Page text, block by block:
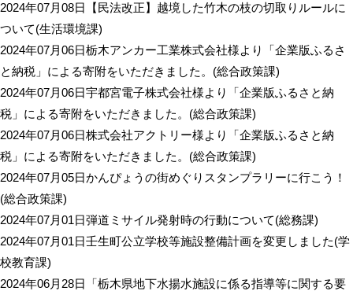
2024年07月08日
【民法改正】越境した竹木の枝の切取りルールに
ついて(生活環境課)
2024年07月06日栃木アンカー工業株式会社様より「企業版ふるさ
と納税」による寄附をいただきました。 (総合政策課)
2024年07月06日宇都宮電子株式会社様より「企業版ふるさと納
税」による寄附をいただきました。 (総合政策課)
2024年07月06日株式会社アクトリー様より「企業版ふるさと納
税」による寄附をいただきました。 (総合政策課)
2024年07月05日かんぴょうの街めぐりスタンプラリーに行こう！
(総合政策課)
2024年07月01日弾道ミサイル発射時の行動について(総務課)
2024年07月01日壬生町公立学校等施設整備計画を変更しました(学
校教育課)
2024年06月28日
「栃木県地下水揚水施設に係る指導等に関する要